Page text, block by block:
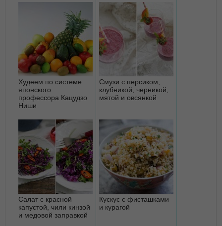
Худеем по системе
японского
профессора Кацудзо
Ниши
Смузи с персиком,
клубникой, черникой,
мятой и овсянкой
Салат с красной
капустой, чили кинзой
и медовой заправкой
Кускус с фисташками
и курагой